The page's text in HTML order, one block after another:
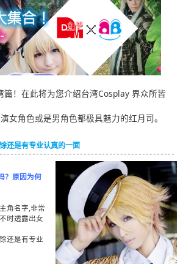
ภาษาไทย
tiéng Viêt
Bahasa Indonesia
篇！在此将为您介绍台湾Cosplay 界众所皆
女角色或是男角色都极具魅力的红月司。
还是有专业认真的一面
？原因为何
角名字,非常
时透露出女
还是有专业